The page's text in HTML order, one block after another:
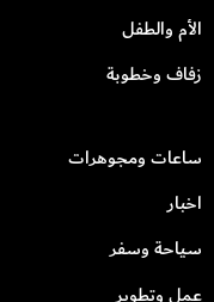
الأم والطفل
زفاف وخطوبة
ساعات ومجوهرات
اخبار
سياحة وسفر
عمل وتطوير